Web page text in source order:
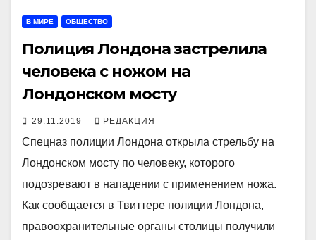
В МИРЕ ОБЩЕСТВО
Полиция Лондона застрелила
человека с ножом на
Лондонском мосту
29.11.2019 РЕДАКЦИЯ
Спецназ полиции Лондона открыла стрельбу на
Лондонском мосту по человеку, которого
подозревают в нападении с применением ножа.
Как сообщается в Твиттере полиции Лондона,
правоохранительные органы столицы получили